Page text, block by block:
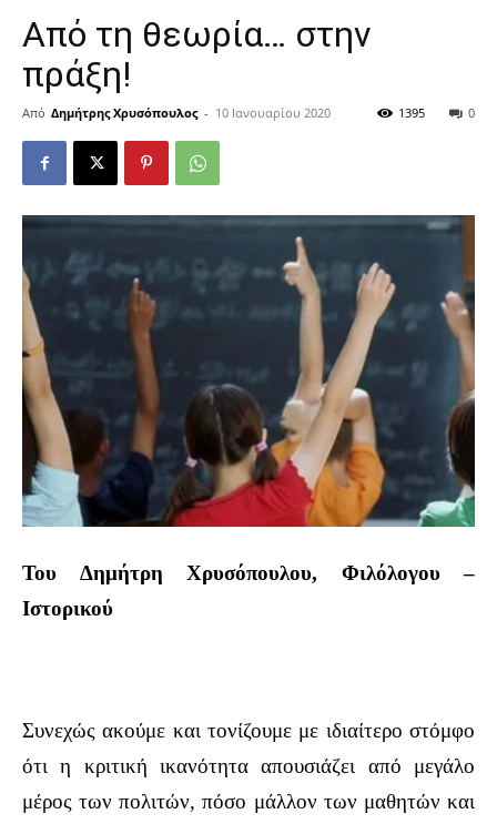
Από τη θεωρία… στην
πράξη!
Από Δημήτρης Χρυσόπουλος - 10 Ιανουαρίου 2020 0
1395
Του Δημήτρη Χρυσόπουλου, Φιλόλογου –
Ιστορικού
Συνεχώς ακούμε και τονίζουμε με ιδιαίτερο στόμφο
ότι η κριτική ικανότητα απουσιάζει από μεγάλο
μέρος των πολιτών, πόσο μάλλον των μαθητών και